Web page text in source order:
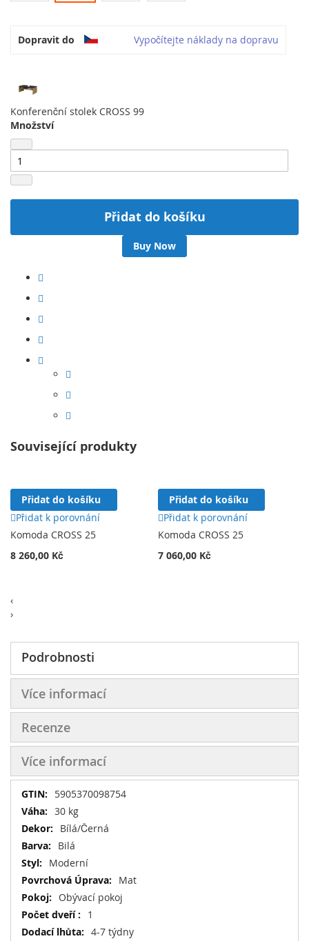
Dopravit do Vypočítejte náklady na dopravu
Konferenční stolek CROSS 99
Množství
Přidat do košíku
Buy Now
Související produkty
Přidat do košíku
Přidat k porovnání
Komoda CROSS 25
8 260,00 Kč
Přidat do košíku
Přidat k porovnání
Komoda CROSS 25
7 060,00 Kč
‹
›
Podrobnosti
Více informací
Recenze
Více informací
Více
informací
5905370098754
30 kg
Bílá/Černá
Bilá
Moderní
Mat
Obývací pokoj
1
4-7 týdny